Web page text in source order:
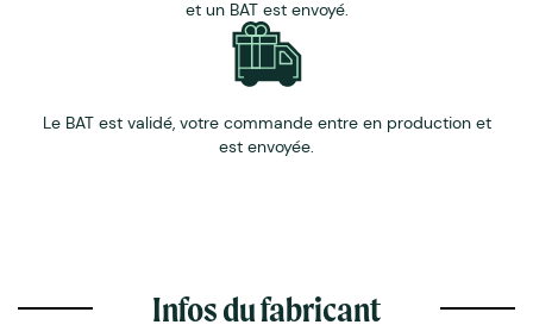
et un BAT est envoyé.
Le BAT est validé, votre commande entre en production et
est envoyée.
Infos du fabricant